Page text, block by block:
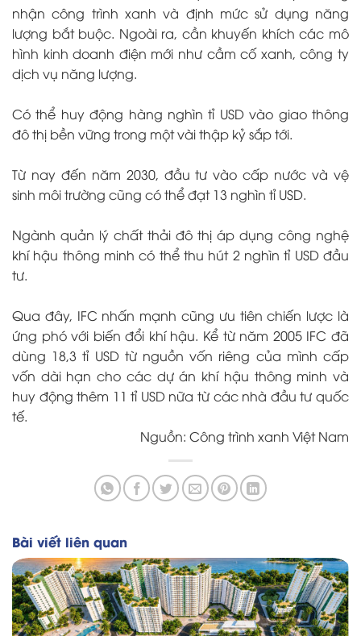
nhận công trình xanh và định mức sử dụng năng
lượng bắt buộc. Ngoài ra, cần khuyến khích các mô
hình kinh doanh điện mới như cầm cố xanh, công ty
dịch vụ năng lượng.
Có thể huy động hàng nghìn tỉ USD vào giao thông
đô thị bền vững trong một vài thập kỷ sắp tới.
Từ nay đến năm 2030, đầu tư vào cấp nước và vệ
sinh môi trường cũng có thể đạt 13 nghìn tỉ USD.
Ngành quản lý chất thải đô thị áp dụng công nghệ
khí hậu thông minh có thể thu hút 2 nghìn tỉ USD đầu
tư.
Qua đây, IFC nhấn mạnh cũng ưu tiên chiến lược là
ứng phó với biến đổi khí hậu. Kể từ năm 2005 IFC đã
dùng 18,3 tỉ USD từ nguồn vốn riêng của mình cấp
vốn dài hạn cho các dự án khí hậu thông minh và
huy động thêm 11 tỉ USD nữa từ các nhà đầu tư quốc
tế.
Nguồn: Công trình xanh Việt Nam
Bài viết liên quan